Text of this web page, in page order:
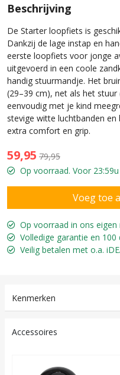
Beschrijving
De Starter loopfiets is
Dankzij de lage instap en
eerste loopfiets voor jonge
uitgevoerd in een coole
handig stuurmandje. Het
(29–39 cm), net als het
eenvoudig met je kind
stevige witte luchtbanden
extra comfort en grip.
59,95 79,95
Op voorraad. Voor
Op voorraad in ons eigen
Volledige garantie en
Veilig betalen met o.a.
Kenmerken
Accessoires